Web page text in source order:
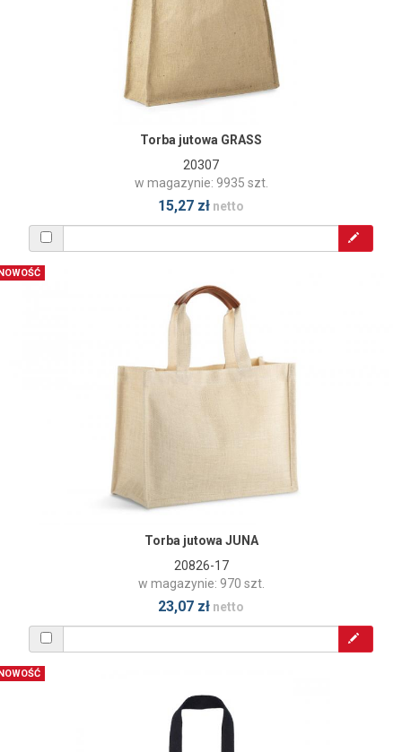
Torba jutowa GRASS
20307
w magazynie: 9935 szt.
15,27 zł netto
Torba jutowa JUNA
20826-17
w magazynie: 970 szt.
23,07 zł netto